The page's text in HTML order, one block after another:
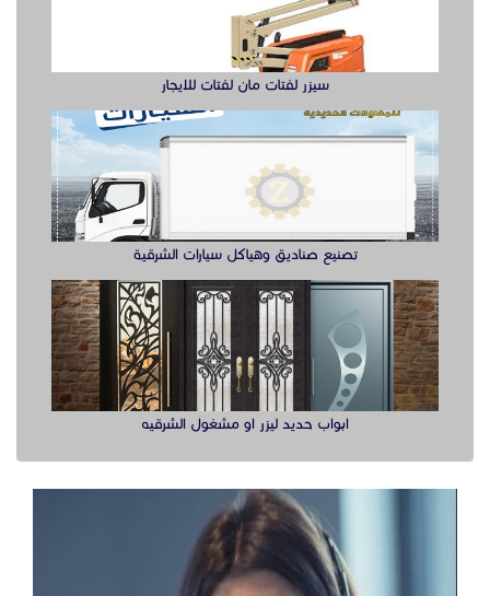
ابواب حديد ليزر او مشغول الشرقيه